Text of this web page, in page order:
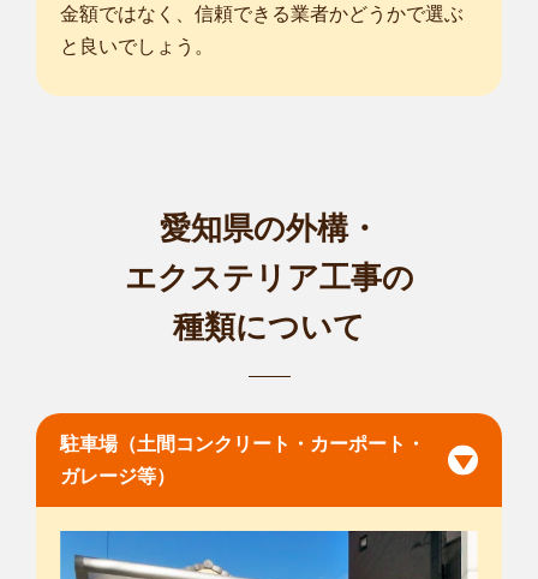
金額ではなく、信頼できる業者かどうかで選ぶ
と良いでしょう。
愛知県の外構・
エクステリア工事の
種類について
駐車場（土間コンクリート・カーポート・
ガレージ等）